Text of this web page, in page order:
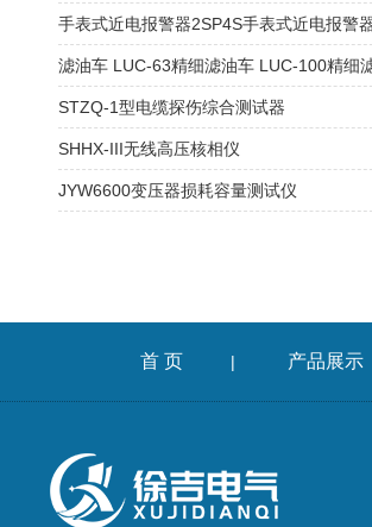
STZQ-1型电缆探伤综合测试器
SHHX-III无线高压核相仪
JYW6600变压器损耗容量测试仪
首 页 | 产品展示